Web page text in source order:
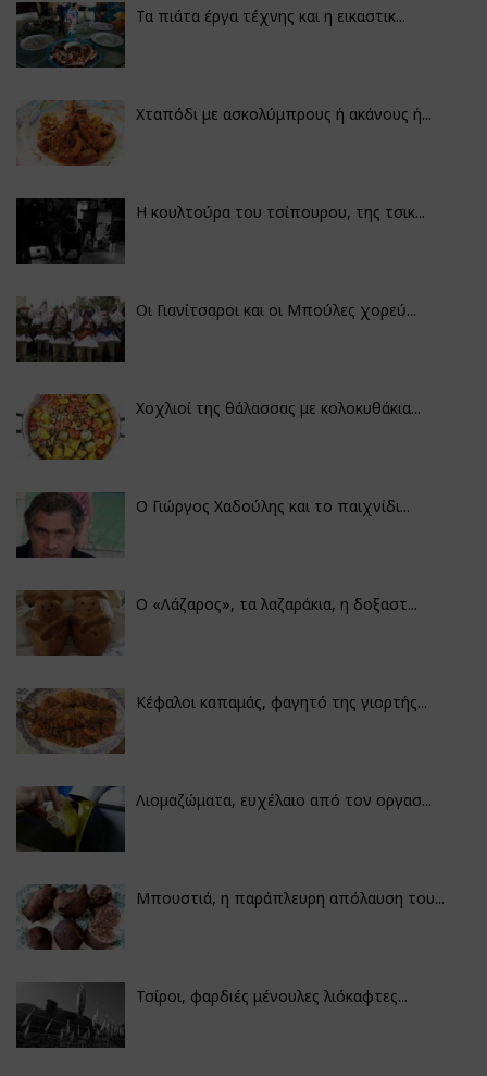
Τα πιάτα έργα τέχνης και η εικαστικ...
Χταπόδι με ασκολύμπρους ή ακάνους ή...
Η κουλτούρα του τσίπουρου, της τσικ...
Οι Γιανίτσαροι και οι Μπούλες χορεύ...
Χοχλιοί της θάλασσας με κολοκυθάκια...
Ο Γιώργος Χαδούλης και το παιχνίδι...
Ο «Λάζαρος», τα λαζαράκια, η δοξαστ...
Κέφαλοι καπαμάς, φαγητό της γιορτής...
Λιομαζώματα, ευχέλαιο από τον οργασ...
Μπουστιά, η παράπλευρη απόλαυση του...
Τσίροι, φαρδιές μένουλες λιόκαφτες...